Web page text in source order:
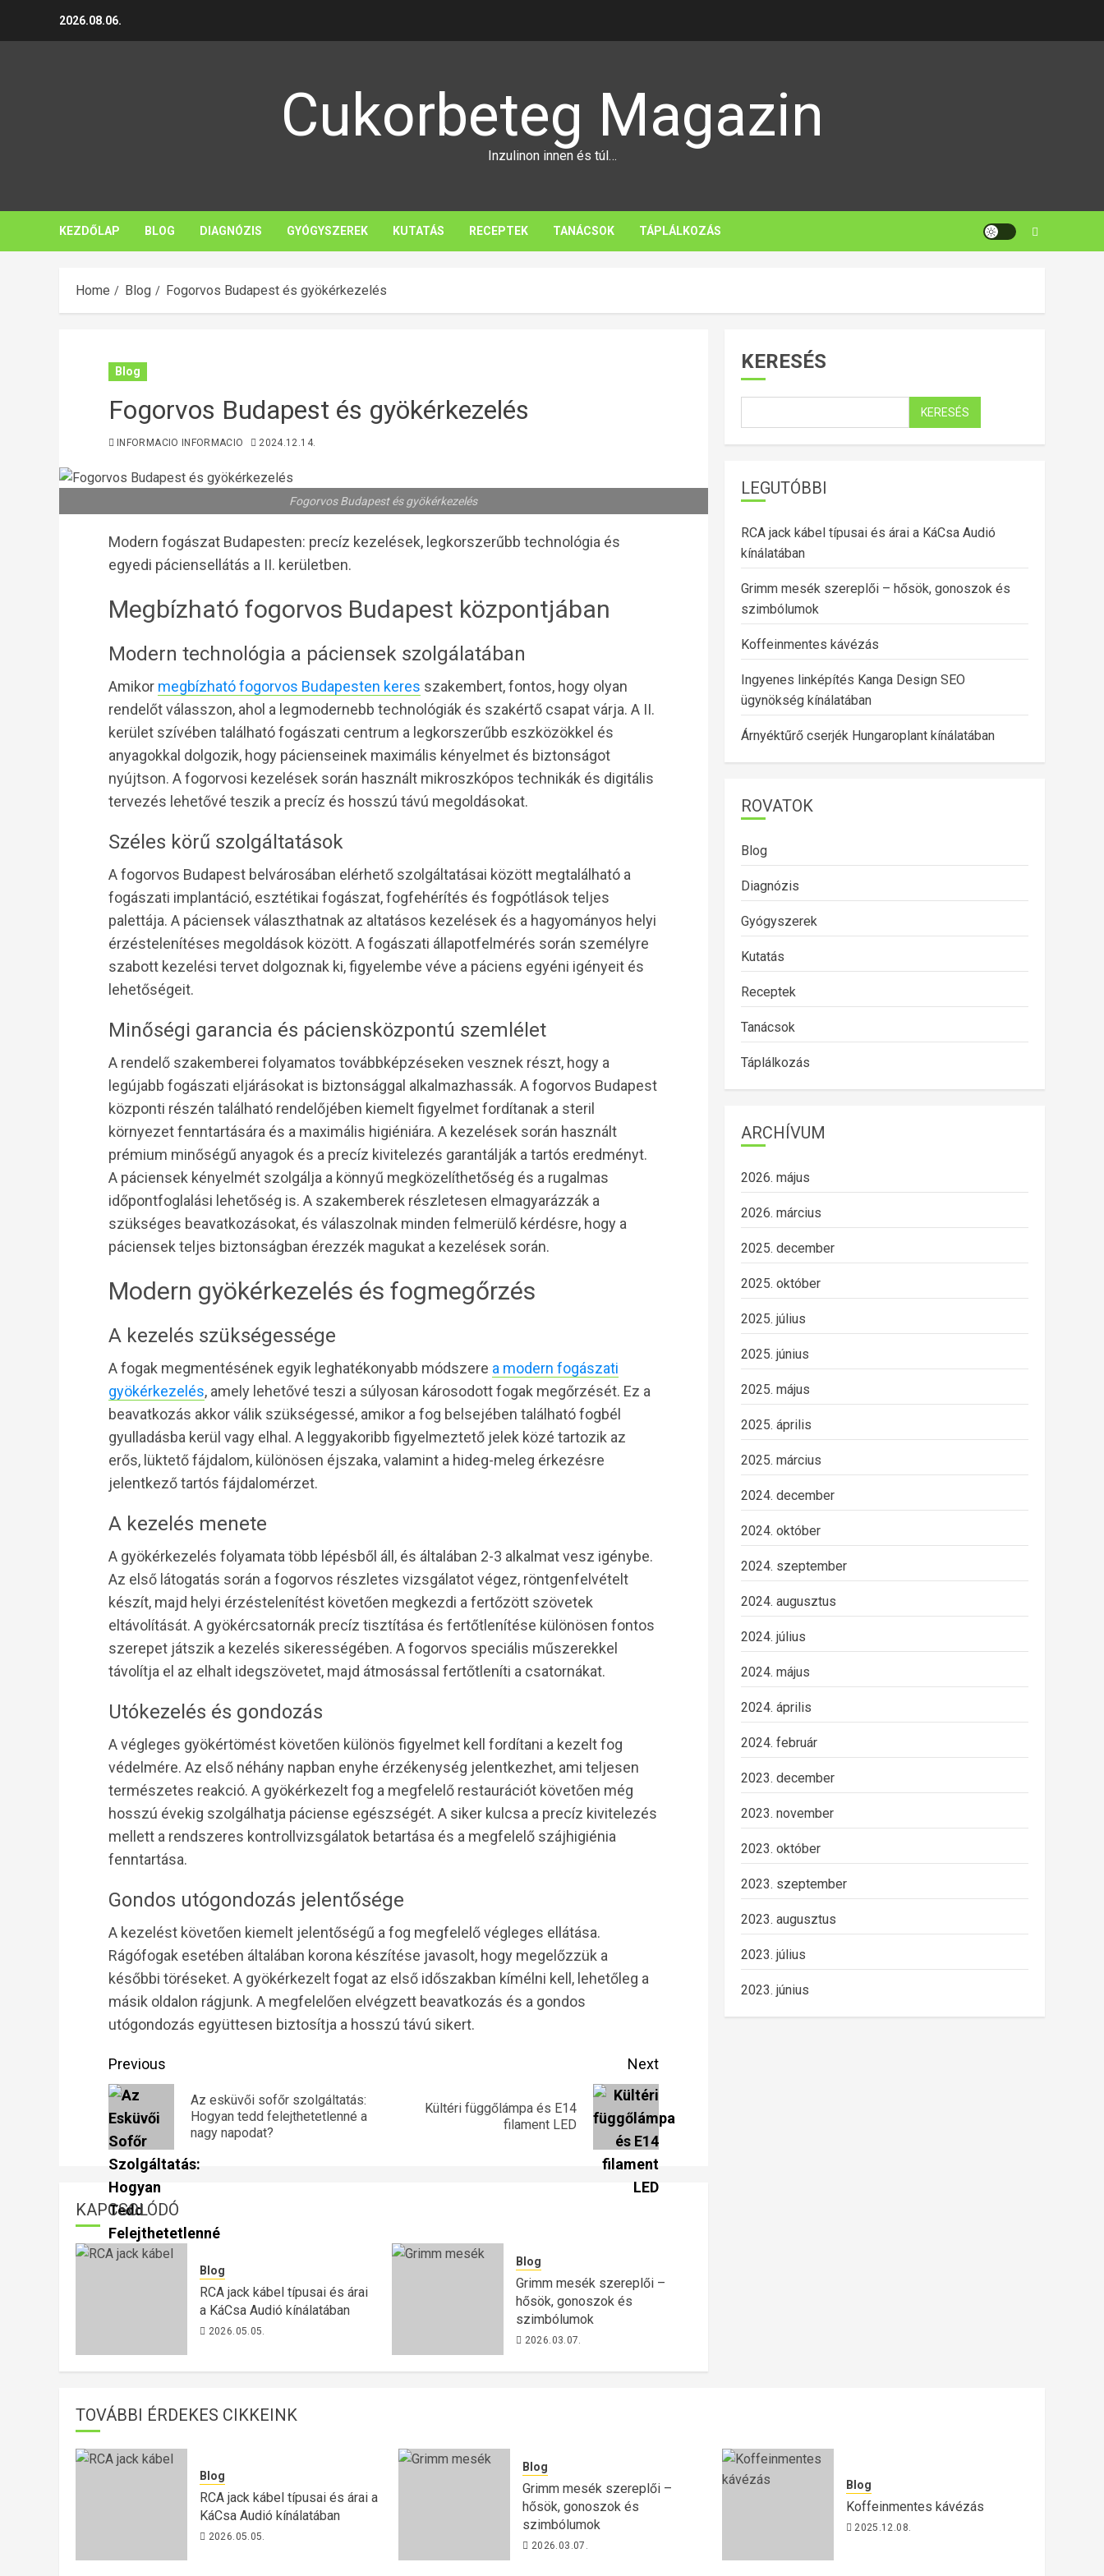
2026.08.06.
Cukorbeteg Magazin
Inzulinon innen és túl…
KEZDŐLAP BLOG DIAGNÓZIS GYÓGYSZEREK KUTATÁS RECEPTEK TANÁCSOK TÁPLÁLKOZÁS
Home Blog Fogorvos Budapest és gyökérkezelés
Blog
Fogorvos Budapest és gyökérkezelés
INFORMACIO INFORMACIO 2024.12.14.
Fogorvos Budapest és gyökérkezelés
Modern fogászat Budapesten: precíz kezelések, legkorszerűbb technológia és
egyedi páciensellátás a II. kerületben.
Megbízható fogorvos Budapest központjában
Modern technológia a páciensek szolgálatában
Amikor megbízható fogorvos Budapesten keres szakembert, fontos, hogy olyan
rendelőt válasszon, ahol a legmodernebb technológiák és szakértő csapat várja. A II.
kerület szívében található fogászati centrum a legkorszerűbb eszközökkel és
anyagokkal dolgozik, hogy pácienseinek maximális kényelmet és biztonságot
nyújtson. A fogorvosi kezelések során használt mikroszkópos technikák és digitális
tervezés lehetővé teszik a precíz és hosszú távú megoldásokat.
Széles körű szolgáltatások
A fogorvos Budapest belvárosában elérhető szolgáltatásai között megtalálható a
fogászati implantáció, esztétikai fogászat, fogfehérítés és fogpótlások teljes
palettája. A páciensek választhatnak az altatásos kezelések és a hagyományos helyi
érzéstelenítéses megoldások között. A fogászati állapotfelmérés során személyre
szabott kezelési tervet dolgoznak ki, figyelembe véve a páciens egyéni igényeit és
lehetőségeit.
Minőségi garancia és páciensközpontú szemlélet
A rendelő szakemberei folyamatos továbbképzéseken vesznek részt, hogy a
legújabb fogászati eljárásokat is biztonsággal alkalmazhassák. A fogorvos Budapest
központi részén található rendelőjében kiemelt figyelmet fordítanak a steril
környezet fenntartására és a maximális higiéniára. A kezelések során használt
prémium minőségű anyagok és a precíz kivitelezés garantálják a tartós eredményt.
A páciensek kényelmét szolgálja a könnyű megközelíthetőség és a rugalmas
időpontfoglalási lehetőség is. A szakemberek részletesen elmagyarázzák a
szükséges beavatkozásokat, és válaszolnak minden felmerülő kérdésre, hogy a
páciensek teljes biztonságban érezzék magukat a kezelések során.
Modern gyökérkezelés és fogmegőrzés
A kezelés szükségessége
A fogak megmentésének egyik leghatékonyabb módszere a modern fogászati
gyökérkezelés, amely lehetővé teszi a súlyosan károsodott fogak megőrzését. Ez a
beavatkozás akkor válik szükségessé, amikor a fog belsejében található fogbél
gyulladásba kerül vagy elhal. A leggyakoribb figyelmeztető jelek közé tartozik az
erős, lüktető fájdalom, különösen éjszaka, valamint a hideg-meleg érkezésre
jelentkező tartós fájdalomérzet.
A kezelés menete
A gyökérkezelés folyamata több lépésből áll, és általában 2-3 alkalmat vesz igénybe.
Az első látogatás során a fogorvos részletes vizsgálatot végez, röntgenfelvételt
készít, majd helyi érzéstelenítést követően megkezdi a fertőzött szövetek
eltávolítását. A gyökércsatornák precíz tisztítása és fertőtlenítése különösen fontos
szerepet játszik a kezelés sikerességében. A fogorvos speciális műszerekkel
távolítja el az elhalt idegszövetet, majd átmosással fertőtleníti a csatornákat.
Utókezelés és gondozás
A végleges gyökértömést követően különös figyelmet kell fordítani a kezelt fog
védelmére. Az első néhány napban enyhe érzékenység jelentkezhet, ami teljesen
természetes reakció. A gyökérkezelt fog a megfelelő restaurációt követően még
hosszú évekig szolgálhatja páciense egészségét. A siker kulcsa a precíz kivitelezés
mellett a rendszeres kontrollvizsgálatok betartása és a megfelelő szájhigiénia
fenntartása.
Gondos utógondozás jelentősége
A kezelést követően kiemelt jelentőségű a fog megfelelő végleges ellátása.
Rágófogak esetében általában korona készítése javasolt, hogy megelőzzük a
későbbi töréseket. A gyökérkezelt fogat az első időszakban kímélni kell, lehetőleg a
másik oldalon rágjunk. A megfelelően elvégzett beavatkozás és a gondos
utógondozás együttesen biztosítja a hosszú távú sikert.
Continue
Reading
Previous
Previous
Az esküvői sofőr szolgáltatás:
Hogyan tedd felejthetetlenné a
nagy napodat?
Next
Kültéri függőlámpa és E14
filament LED
KAPCSOLÓDÓ
Blog
RCA jack kábel típusai és árai
a KáCsa Audió kínálatában
2026.05.05.
Blog
Grimm mesék szereplői –
hősök, gonoszok és
szimbólumok
2026.03.07.
KERESÉS
KERESÉS
LEGUTÓBBI
RCA jack kábel típusai és árai a KáCsa Audió
kínálatában
Grimm mesék szereplői – hősök, gonoszok és
szimbólumok
Koffeinmentes kávézás
Ingyenes linképítés Kanga Design SEO
ügynökség kínálatában
Árnyéktűrő cserjék Hungaroplant kínálatában
ROVATOK
Blog
Diagnózis
Gyógyszerek
Kutatás
Receptek
Tanácsok
Táplálkozás
ARCHÍVUM
2026. május
2026. március
2025. december
2025. október
2025. július
2025. június
2025. május
2025. április
2025. március
2024. december
2024. október
2024. szeptember
2024. augusztus
2024. július
2024. május
2024. április
2024. február
2023. december
2023. november
2023. október
2023. szeptember
2023. augusztus
2023. július
2023. június
TOVÁBBI ÉRDEKES CIKKEINK
Blog
RCA jack kábel típusai és árai a
KáCsa Audió kínálatában
2026.05.05.
Blog
Grimm mesék szereplői –
hősök, gonoszok és
szimbólumok
2026.03.07.
Blog
Koffeinmentes kávézás
2025.12.08.